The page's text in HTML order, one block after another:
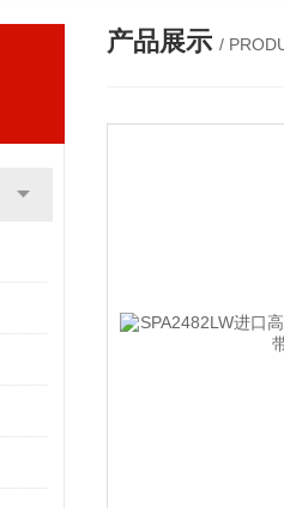
产品展示 /